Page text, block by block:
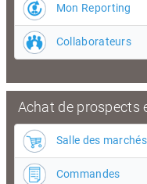
Mon Reporting
Collaborateurs
Achat de prospects
Salle des marchés
Commandes